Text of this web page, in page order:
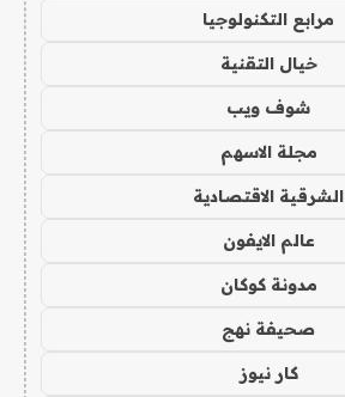
مرابع التكنولوجيا
خيال التقنية
شوف ويب
مجلة الاسهم
الشرقية الاقتصادية
عالم الايفون
مدونة كوكان
صحيفة نهج
كار نيوز